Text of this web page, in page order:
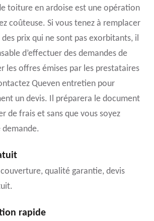
toiture en ardoise est une opération
coûteuse. Si vous tenez à remplacer
prix qui ne sont pas exorbitants, il
d’effectuer des demandes de
les offres émises par les prestataires
Queven entretien pour
un devis. Il préparera le document
de frais et sans que vous soyez
demande.
qualité garantie, devis
rapide